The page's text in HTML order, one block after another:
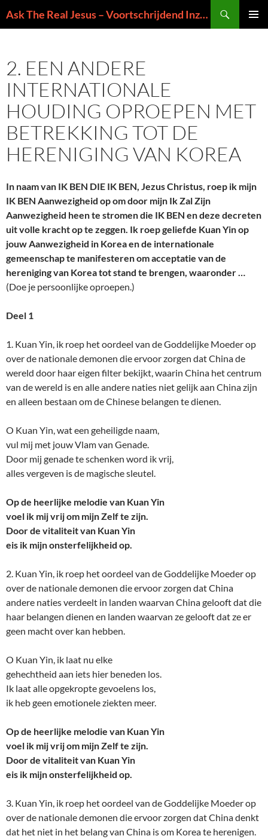
naar
Ask The Real Jesus – Voortschrijdend Inzicht in de Zin van het Leven
2. EEN ANDERE
INTERNATIONALE
HOUDING OPROEPEN MET
BETREKKING TOT DE
HERENIGING VAN KOREA
In naam van IK BEN DIE IK BEN, Jezus Christus, roep ik mijn
IK BEN Aanwezigheid op om door mijn Ik Zal Zijn
Aanwezigheid heen te stromen die IK BEN en deze decreten
uit volle kracht op te zeggen. Ik roep geliefde Kuan Yin op
jouw Aanwezigheid in Korea en de internationale
gemeenschap te manifesteren om acceptatie van de
hereniging van Korea tot stand te brengen, waaronder …
(Doe je persoonlijke oproepen.)
Deel 1
1. Kuan Yin, ik roep het oordeel van de Goddelijke Moeder op
over de nationale demonen die ervoor zorgen dat China de
wereld door haar eigen filter bekijkt, waarin China het centrum
van de wereld is en alle andere naties niet gelijk aan China zijn
en alleen bestaan om de Chinese belangen te dienen.
O Kuan Yin, wat een geheiligde naam,
vul mij met jouw Vlam van Genade.
Door mij genade te schenken word ik vrij,
alles vergeven is de magische sleutel.
Op de heerlijke melodie van Kuan Yin
voel ik mij vrij om mijn Zelf te zijn.
Door de vitaliteit van Kuan Yin
eis ik mijn onsterfelijkheid op.
2. Kuan Yin, ik roep het oordeel van de Goddelijke Moeder op
over de nationale demonen die ervoor zorgen dat China
andere naties verdeelt in landen waarvan China gelooft dat die
haar belangen dienen en landen waarvan ze gelooft dat ze er
geen macht over kan hebben.
O Kuan Yin, ik laat nu elke
gehechtheid aan iets hier beneden los.
Ik laat alle opgekropte gevoelens los,
ik heb geen emotionele ziekten meer.
Op de heerlijke melodie van Kuan Yin
voel ik mij vrij om mijn Zelf te zijn.
Door de vitaliteit van Kuan Yin
eis ik mijn onsterfelijkheid op.
3. Kuan Yin, ik roep het oordeel van de Goddelijke Moeder op
over de nationale demonen die ervoor zorgen dat China denkt
dat het niet in het belang van China is om Korea te herenigen.